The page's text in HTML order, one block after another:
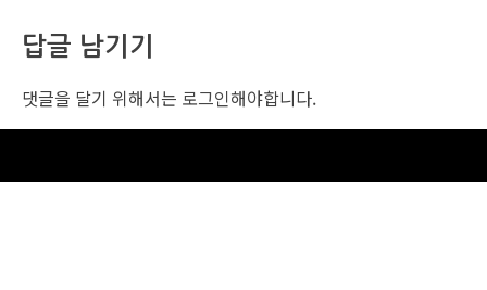
답글 남기기
댓글을 달기 위해서는 로그인해야합니다.